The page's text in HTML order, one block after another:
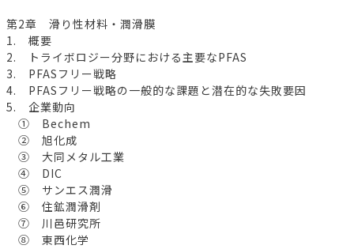
第2章 滑り性材料・潤滑膜
1. 概要
2. トライボロジー分野における主要なPFAS
3. PFASフリー戦略
4. PFASフリー戦略の一般的な課題と潜在的な失敗要因
5. 企業動向
① Bechem
② 旭化成
③ 大同メタル工業
④ DIC
⑤ サンエス潤滑
⑥ 住鉱潤滑剤
⑦ 川邑研究所
⑧ 東西化学